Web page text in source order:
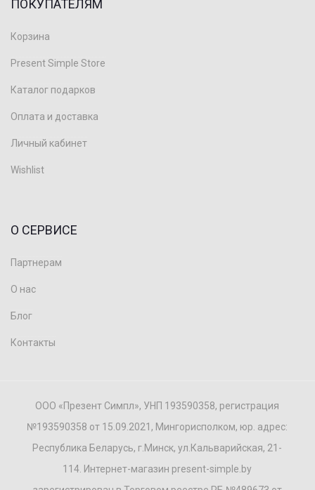
ПОКУПАТЕЛЯМ
Корзина
Present Simple Store
Каталог подарков
Оплата и доставка
Личный кабинет
Wishlist
О СЕРВИСЕ
Партнерам
О нас
Блог
Контакты
ООО «Презент Симпл», УНП 193590358, регистрация
№193590358 от 15.09.2021, Мингорисполком, юр. адрес:
Республика Беларусь, г.Минск, ул.Кальварийская, 21-
114. Интернет-магазин present-simple.by